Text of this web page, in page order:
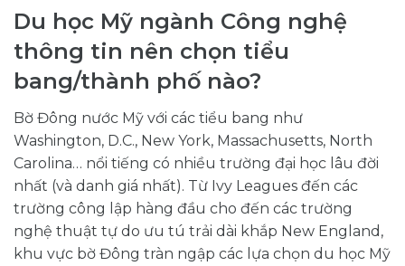
Du học Mỹ ngành Công nghệ
thông tin nên chọn tiểu
bang/thành phố nào?
Bờ Đông nước Mỹ với các tiểu bang như
Washington, D.C., New York, Massachusetts, North
Carolina… nổi tiếng có nhiều trường đại học lâu đời
nhất (và danh giá nhất). Từ Ivy Leagues đến các
trường công lập hàng đầu cho đến các trường
nghệ thuật tự do ưu tú trải dài khắp New England,
khu vực bờ Đông tràn ngập các lựa chọn du học Mỹ